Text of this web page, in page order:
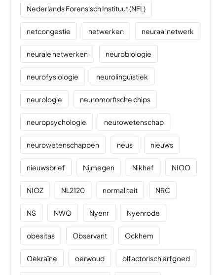
Nederlands Forensisch Instituut (NFL)
netcongestie netwerken neuraal netwerk
neurale netwerken neurobiologie
neurofysiologie neurolinguïstiek
neurologie neuromorfische chips
neuropsychologie neurowetenschap
neurowetenschappen neus nieuws
nieuwsbrief Nijmegen Nikhef NIOO
NIOZ NL2120 normaliteit NRC
NS NWO Nyenr Nyenrode
obesitas Observant Ockhem
Oekraïne oerwoud olfactorisch erfgoed